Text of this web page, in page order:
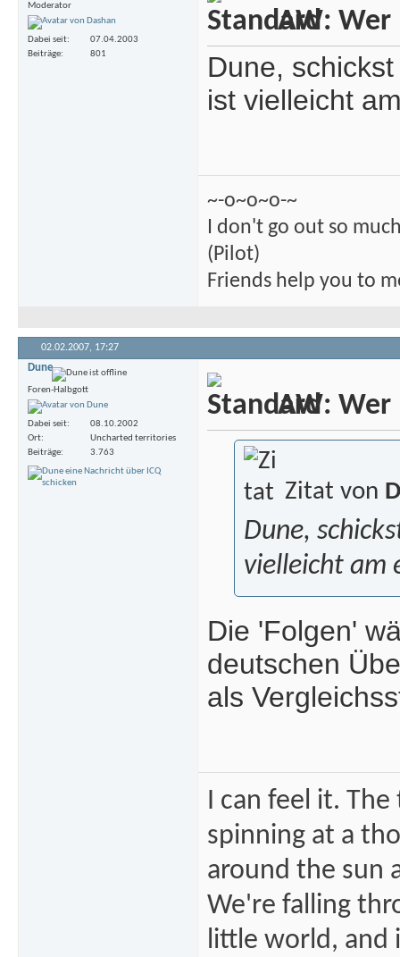
Moderator
Dabei seit
07.04.2003
Beiträge
801
AW: Wer
Dune,
ist vielleicht
~-o~o~o-~
I don't go out so
(Pilot)
Friends help you to
02.02.2007, 17:27
Dune
Foren-Halbgott
Dabei seit
08.10.2002
Ort
Uncharted territories
Beiträge
3.763
AW: Wer
Zitat von
Dune,
vielleicht am
Die 'Folgen'
deutschen
als
I can feel it.
spinning at a
around the sun
We're falling
little world, and